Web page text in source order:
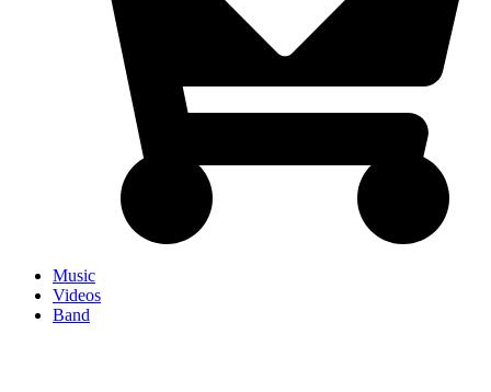
Music
Videos
Band